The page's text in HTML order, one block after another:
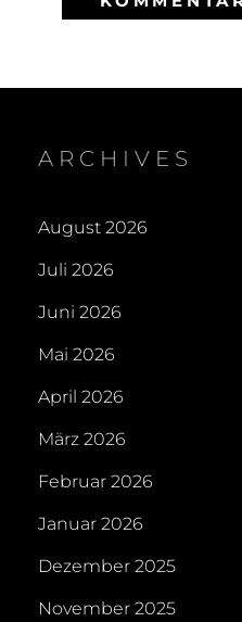
ARCHIVES
August 2026
Juli 2026
Juni 2026
Mai 2026
April 2026
März 2026
Februar 2026
Januar 2026
Dezember 2025
November 2025